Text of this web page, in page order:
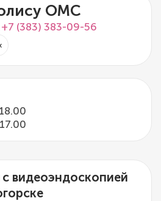
ОМС
+7 (383) 383-09-56
видеоэндоскопией